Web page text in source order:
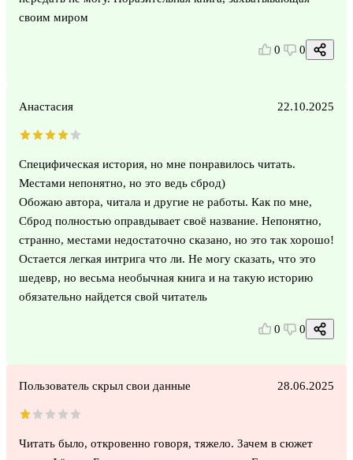
своим миром
0 0
Анастасия 22.10.2025
Специфическая история, но мне понравилось читать.
Местами непонятно, но это ведь сброд)
Обожаю автора, читала и другие не работы. Как по мне,
Сброд полностью оправдывает своё название. Непонятно,
странно, местами недостаточно сказано, но это так хорошо!
Остается легкая интрига что ли. Не могу сказать, что это
шедевр, но весьма необычная книга и на такую историю
обязательно найдется свой читатель
0 0
Пользователь скрыл свои данные 28.06.2025
Читать было, откровенно говоря, тяжело. Зачем в сюжет